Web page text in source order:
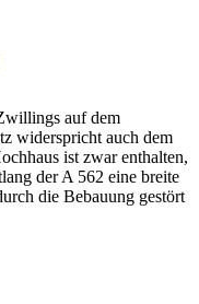
auf dem
widerspricht auch dem
ist zwar enthalten,
der A 562 eine breite
die Bebauung gestört